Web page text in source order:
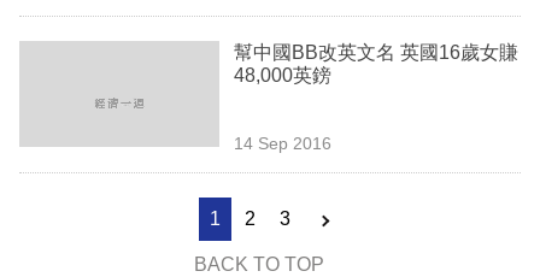
幫中國BB改英文名 英國16歲女賺
48,000英鎊
14 Sep 2016
1 2 3
BACK TO TOP